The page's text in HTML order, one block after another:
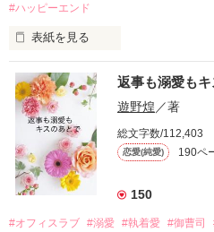
酔った勢いで一夜を共にしてしま
さらに、美桜が初めてだと知った
『責任をとる、結婚しよう』と
戸惑う美桜とは裏腹に、好きとい
甘やかしてくる。
そんなある日、哲平は美桜がスト
遭っていることを知る。
美桜を守るため、哲平は同居を
夏木美桜(なつきみお)
#ハッピーエンド
表紙を見る
おかしな噂を流されて前の職場
桜は、海外で傷心旅行をしていた
い、酒の勢いもあり一夜限りの関
帰国後、美桜は新しい職場でワ
なんと彼の正体は、とある財閥
れて起業した新進気鋭の実業家、
――御影恭司その人だったのだ
なぜか恭司から飼い猫の世話係
の関係となってしまい――？
返事も溺愛も
遊野煌／著
総文字数/112,403
恋愛(純愛) 190ペ
150
#オフィスラブ #溺愛 #執着愛 #御曹司